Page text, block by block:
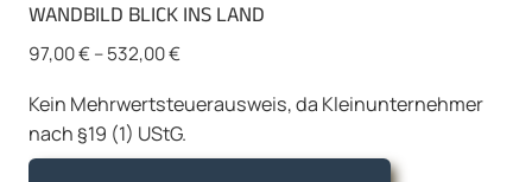
WANDBILD BLICK INS LAND
97,00€–532,00€
Kein Mehrwertsteuerausweis, da Kleinunternehmer
nach §19 (1) UStG.
Dieses